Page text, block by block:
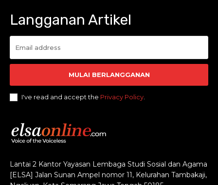
Lantai 2 Kantor Yayasan Lembaga Studi Sosial dan Agama
[ELSA] Jalan Sunan Ampel nomor 11, Kelurahan Tambakaji,
Langganan Artikel
MULAI BERLANGGANAN
I've read and accept the Privacy Policy